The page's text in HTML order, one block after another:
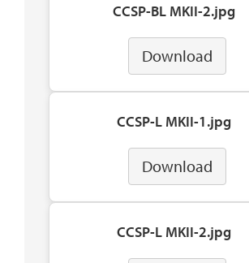
CCSP-BL MKII-2.jpg
Download
CCSP-L MKII-1.jpg
Download
CCSP-L MKII-2.jpg